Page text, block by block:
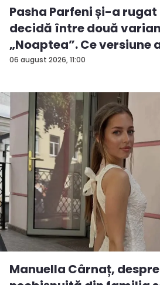
06 august 2026, 11:00
Pasha Parfeni și-a
decidă între două
„Noaptea”. Ce versiune
Manuella Cârnaț,